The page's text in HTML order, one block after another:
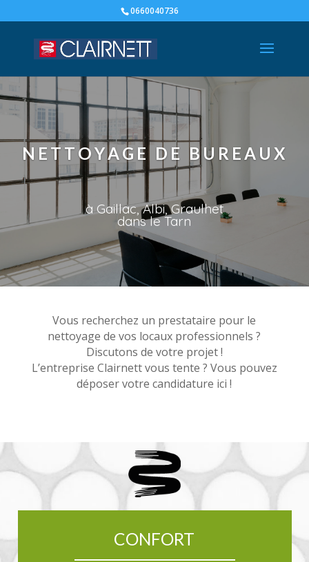
0660040736
N E T T OYA G E D E B U R E A U X
à Gaillac, Albi, Graulhet
dans le Tarn
Vous recherchez un prestataire pour le
nettoyage de vos locaux professionnels ?
Discutons de votre projet !
L’entreprise Clairnett vous tente ? Vous pouvez
déposer votre candidature ici !
CONFORT